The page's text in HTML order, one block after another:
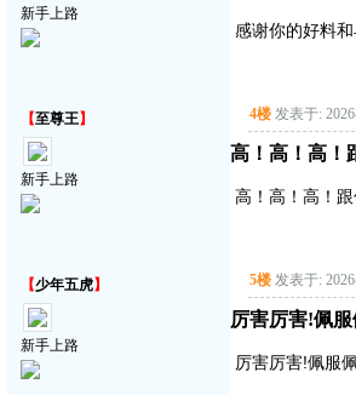
新手上路
感谢你的好料
【至尊王】
新手上路
4楼 发表于:
高！高！高！
高！高！高！
【少年五虎】
新手上路
5楼 发表于:
厉害厉害!佩
厉害厉害!佩服